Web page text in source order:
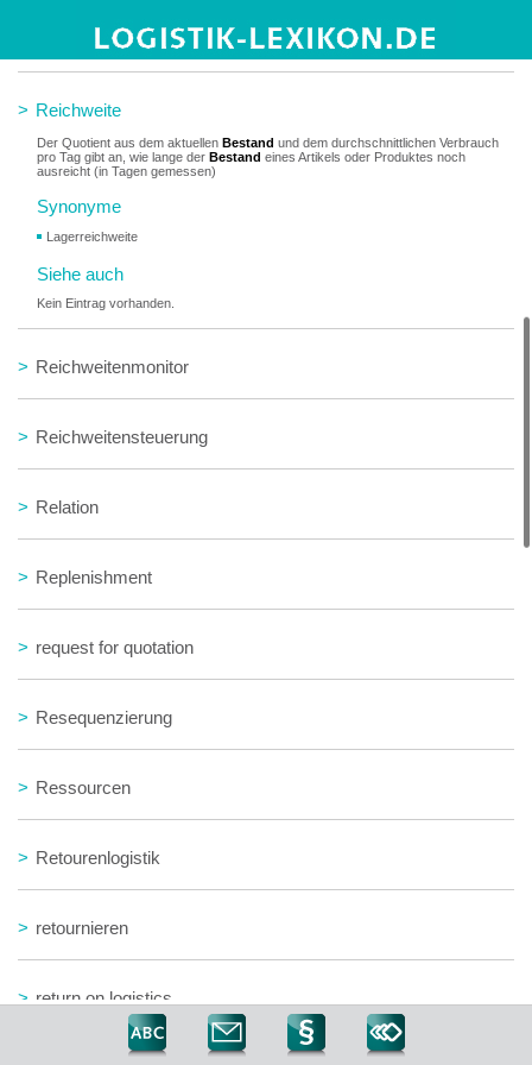
Regionallager
> Reichweite
Der Quotient aus dem aktuellen Bestand und dem durchschnittlichen Verbrauch
pro Tag gibt an, wie lange der Bestand eines Artikels oder Produktes noch
ausreicht (in Tagen gemessen)
Synonyme
Lagerreichweite
Siehe auch
Kein Eintrag vorhanden.
> Reichweitenmonitor
> Reichweitensteuerung
> Relation
> Replenishment
> request for quotation
> Resequenzierung
> Ressourcen
> Retourenlogistik
> retournieren
> return on logistics